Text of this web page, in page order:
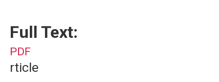
Full Text:
PDF
rticle